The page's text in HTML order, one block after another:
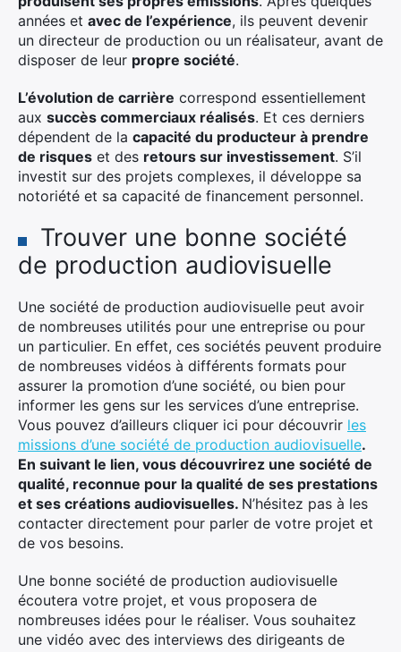
années et avec de l’expérience, ils peuvent devenir
un directeur de production ou un réalisateur, avant de
disposer de leur propre société.
L’évolution de carrière correspond essentiellement
aux succès commerciaux réalisés. Et ces derniers
dépendent de la capacité du producteur à prendre
de risques et des retours sur investissement. S’il
investit sur des projets complexes, il développe sa
notoriété et sa capacité de financement personnel.
Trouver une bonne société
de production audiovisuelle
Une société de production audiovisuelle peut avoir
de nombreuses utilités pour une entreprise ou pour
un particulier. En effet, ces sociétés peuvent produire
de nombreuses vidéos à différents formats pour
assurer la promotion d’une société, ou bien pour
informer les gens sur les services d’une entreprise.
Vous pouvez d’ailleurs cliquer ici pour découvrir les
missions d’une société de production audiovisuelle.
En suivant le lien, vous découvrirez une société de
qualité, reconnue pour la qualité de ses prestations
et ses créations audiovisuelles. N’hésitez pas à les
contacter directement pour parler de votre projet et
de vos besoins.
Une bonne société de production audiovisuelle
écoutera votre projet, et vous proposera de
nombreuses idées pour le réaliser. Vous souhaitez
une vidéo avec des interviews des dirigeants de